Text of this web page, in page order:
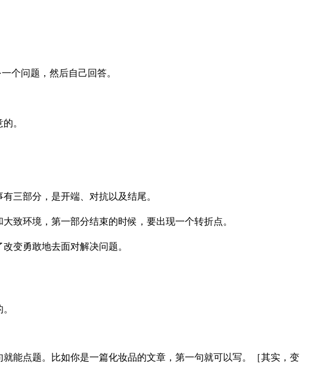
个问题，然后自己回答。
。
三部分，是开端、对抗以及结尾。
致环境，第一部分结束的时候，要出现一个转折点。
变勇敢地去面对解决问题。
能点题。比如你是一篇化妆品的文章，第一句就可以写。［其实，变